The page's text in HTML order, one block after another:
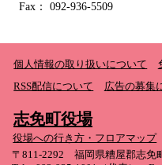
Fax： 092-936-5509
個人情報の取り扱いについて
RSS配信について
広告の募集
志免町役場
役場への行き方・フロアマップ
〒811-2292 福岡県糟屋郡志免